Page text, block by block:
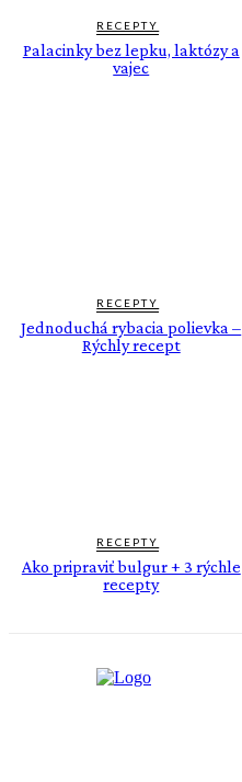
RECEPTY
Palacinky bez lepku, laktózy a
vajec
RECEPTY
Jednoduchá rybacia polievka –
Rýchly recept
RECEPTY
Ako pripraviť bulgur + 3 rýchle
recepty